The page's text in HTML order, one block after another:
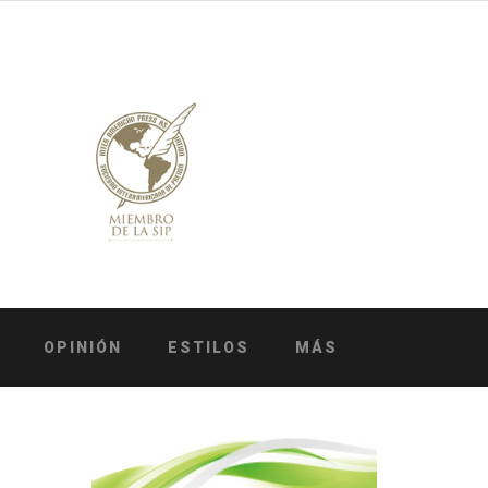
OPINIÓN ESTILOS MÁS